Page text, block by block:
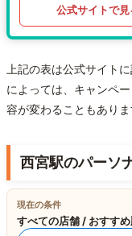
公式サイトで見
上記の表は公式サイト
によっては、キャンペ
容が変わることもあり
西宮駅のパーソ
現在の条件
すべての店舗 / おすす